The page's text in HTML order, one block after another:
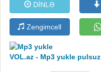
DİNLƏ
Zengimcell
VOL.az - Mp3 yukle pulsuz